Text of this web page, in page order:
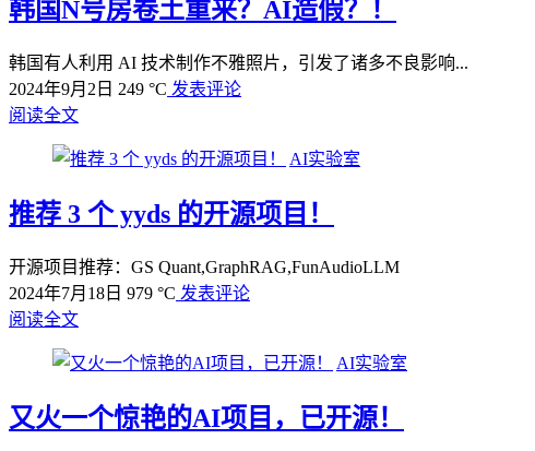
韩国N号房卷土重来？AI造假？！
韩国有人利用 AI 技术制作不雅照片，引发了诸多不良影响...
2024年9月2日 249 °C 发表评论
阅读全文
AI实验室
推荐 3 个 yyds 的开源项目！
开源项目推荐：GS Quant,GraphRAG,FunAudioLLM
2024年7月18日 979 °C 发表评论
阅读全文
AI实验室
又火一个惊艳的AI项目，已开源！